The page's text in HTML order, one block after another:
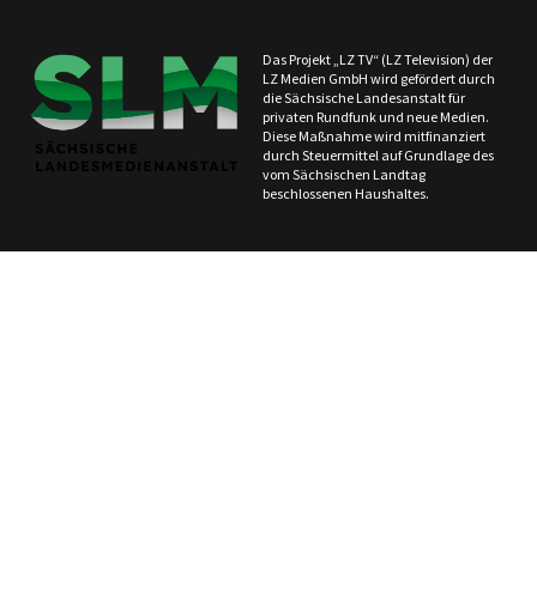
Das Projekt „LZ TV“ (LZ Television) der
LZ Medien GmbH wird gefördert durch
die Sächsische Landesanstalt für
privaten Rundfunk und neue Medien.
Diese Maßnahme wird mitfinanziert
durch Steuermittel auf Grundlage des
vom Sächsischen Landtag
beschlossenen Haushaltes.